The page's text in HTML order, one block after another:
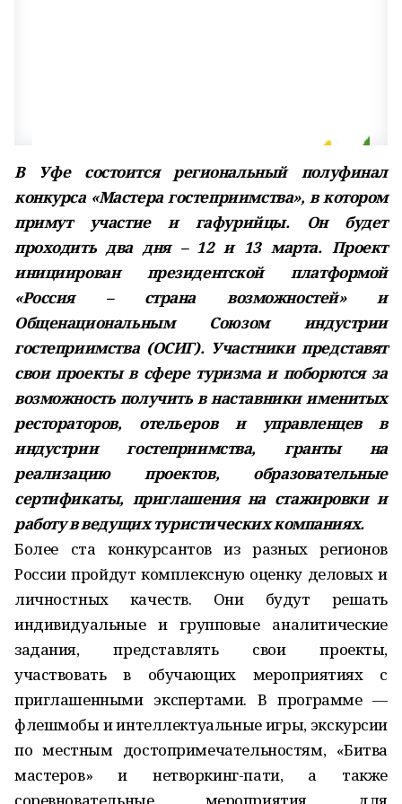
В Уфе состоится региональный полуфинал
конкурса «Мастера гостеприимства», в котором
примут участие и гафурийцы. Он будет
проходить два дня – 12 и 13 марта. Проект
инициирован президентской платформой
«Россия – страна возможностей» и
Общенациональным Союзом индустрии
гостеприимства (ОСИГ). Участники представят
свои проекты в сфере туризма и поборются за
возможность получить в наставники именитых
рестораторов, отельеров и управленцев в
индустрии гостеприимства, гранты на
реализацию проектов, образовательные
сертификаты, приглашения на стажировки и
работу в ведущих туристических компаниях.
Более ста конкурсантов из разных регионов
России пройдут комплексную оценку деловых и
личностных качеств. Они будут решать
индивидуальные и групповые аналитические
задания, представлять свои проекты,
участвовать в обучающих мероприятиях с
приглашенными экспертами. В программе —
флешмобы и интеллектуальные игры, экскурсии
по местным достопримечательностям, «Битва
мастеров» и нетворкинг-пати, а также